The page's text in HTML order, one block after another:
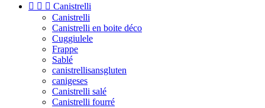
   Canistrelli
Canistrelli
Canistrelli en boite déco
Cuggiulele
Frappe
Sablé
canistrellisansgluten
canigeses
Canistrelli salé
Canistrelli fourré